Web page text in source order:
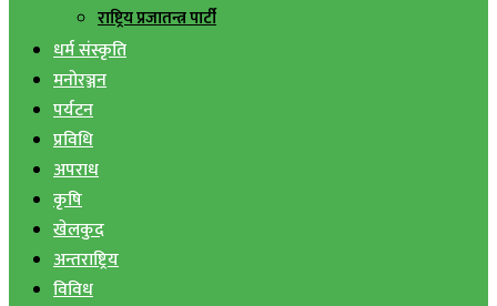
राष्ट्रिय प्रजातन्त्र पार्टी
धर्म संस्कृति
मनोरञ्जन
पर्यटन
प्रविधि
अपराध
कृषि
खेलकुद
अन्तराष्ट्रिय
विविध